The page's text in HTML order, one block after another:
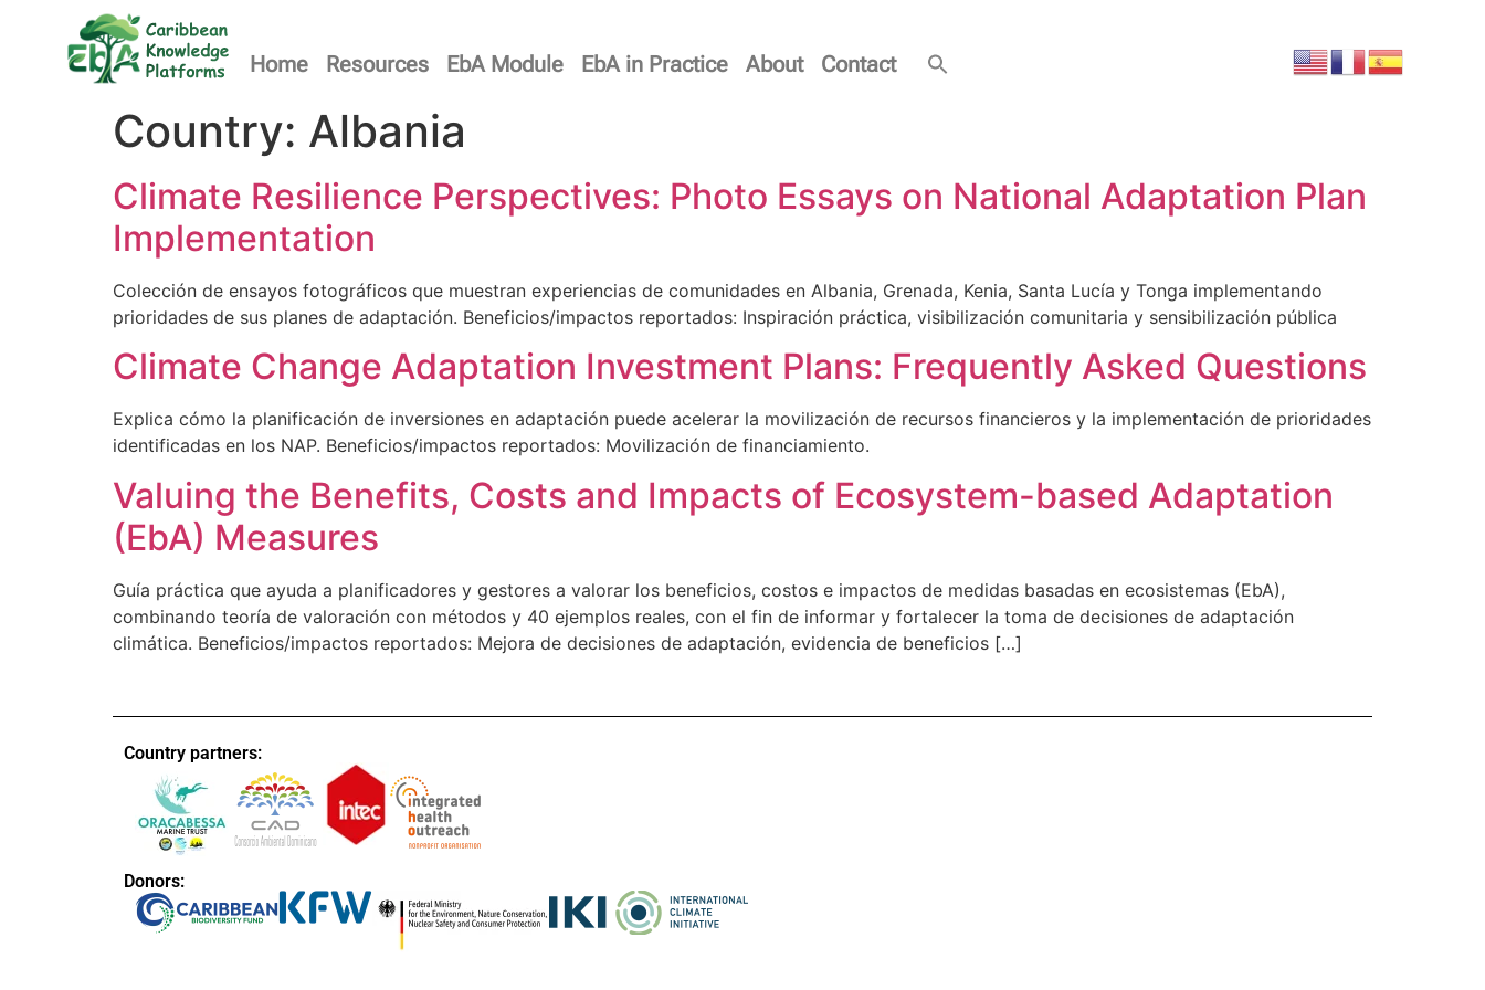
Home Resources EbA Module EbA in Practice About Contact
Country: Albania
Climate Resilience Perspectives: Photo Essays on National Adaptation Plan
Implementation
Colección de ensayos fotográficos que muestran experiencias de comunidades en Albania, Grenada, Kenia, Santa Lucía y Tonga implementando
prioridades de sus planes de adaptación. Beneficios/impactos reportados: Inspiración práctica, visibilización comunitaria y sensibilización pública
Climate Change Adaptation Investment Plans: Frequently Asked Questions
Explica cómo la planificación de inversiones en adaptación puede acelerar la movilización de recursos financieros y la implementación de prioridades
identificadas en los NAP. Beneficios/impactos reportados: Movilización de financiamiento.
Valuing the Benefits, Costs and Impacts of Ecosystem-based Adaptation
(EbA) Measures
Guía práctica que ayuda a planificadores y gestores a valorar los beneficios, costos e impactos de medidas basadas en ecosistemas (EbA),
combinando teoría de valoración con métodos y 40 ejemplos reales, con el fin de informar y fortalecer la toma de decisiones de adaptación
climática. Beneficios/impactos reportados: Mejora de decisiones de adaptación, evidencia de beneficios […]
Country partners:
Donors: